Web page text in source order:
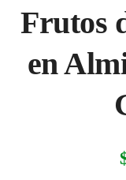
Frutos
en